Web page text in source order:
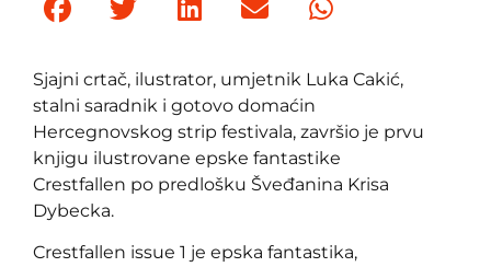
Sjajni crtač, ilustrator, umjetnik Luka Cakić,
stalni saradnik i gotovo domaćin
Hercegnovskog strip festivala, završio je prvu
knjigu ilustrovane epske fantastike
Crestfallen po predlošku Šveđanina Krisa
Dybecka.
Crestfallen issue 1 je epska fantastika,